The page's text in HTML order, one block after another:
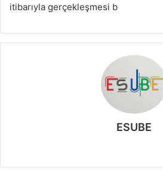
itibarıyla gerçekleşmesi b
ESUBE